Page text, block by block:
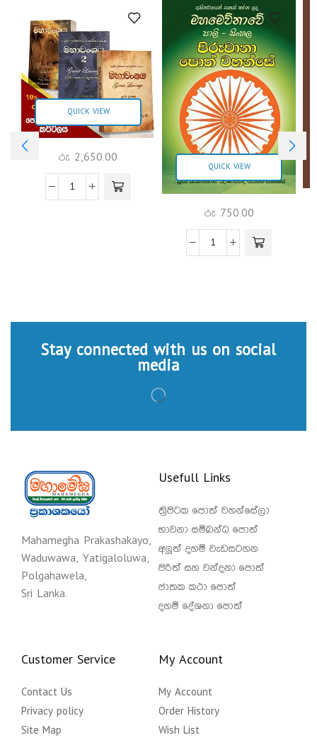
QUICK VIEW
රු 2,650.00
QUICK VIEW
රු 750.00
Stay connected with us on social
media
Mahamegha Prakashakayo,
Waduwawa, Yatigaloluwa,
Polgahawela,
Sri Lanka.
Usefull Links
ත්‍රිපිටක පොත් වහන්සේලා
භාවනා සම්බන්ධ පොත්
අලුත් දහම් වැඩසටහන
පිරිත් සහ වන්දනා පොත්
ජාතක කථා පොත්
දහම් දේශනා පොත්
Customer Service
Contact Us
Privacy policy
Site Map
My Account
My Account
Order History
Wish List